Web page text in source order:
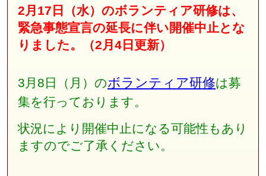
2月17日（水）のボランティア研修は、
緊急事態宣言の延長に伴い開催中止とな
りました。（2月4日更新）
3月8日（月）のボランティア研修は募
集を行っております。
状況により開催中止になる可能性もあり
ますのでご了承ください。